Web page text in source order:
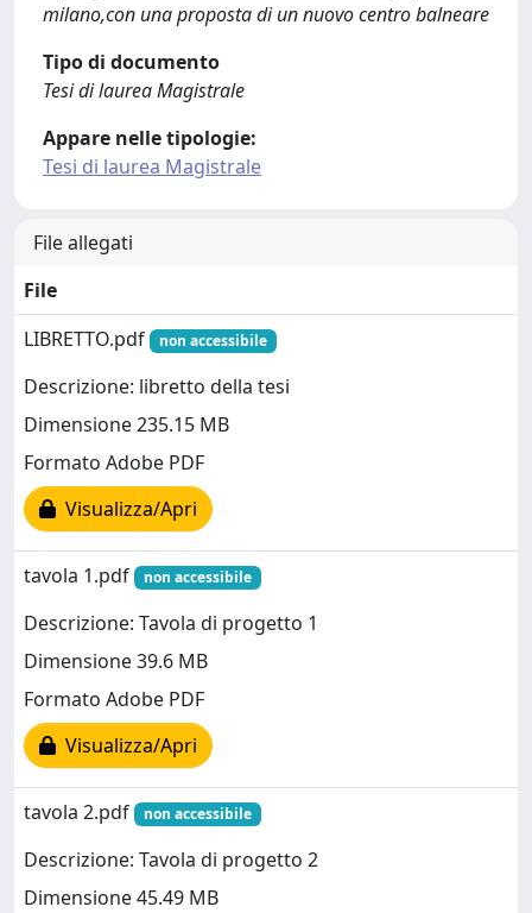
milano,con una proposta di un nuovo centro balneare
Tipo di documento
Tesi di laurea Magistrale
Appare nelle tipologie:
Tesi di laurea Magistrale
File allegati
File
LIBRETTO.pdf
non accessibile
Descrizione: libretto della tesi
Dimensione 235.15 MB
Formato Adobe PDF
Visualizza/Apri
tavola 1.pdf non accessibile
Descrizione: Tavola di progetto 1
Dimensione 39.6 MB
Formato Adobe PDF
Visualizza/Apri
tavola 2.pdf non accessibile
Descrizione: Tavola di progetto 2
Dimensione 45.49 MB